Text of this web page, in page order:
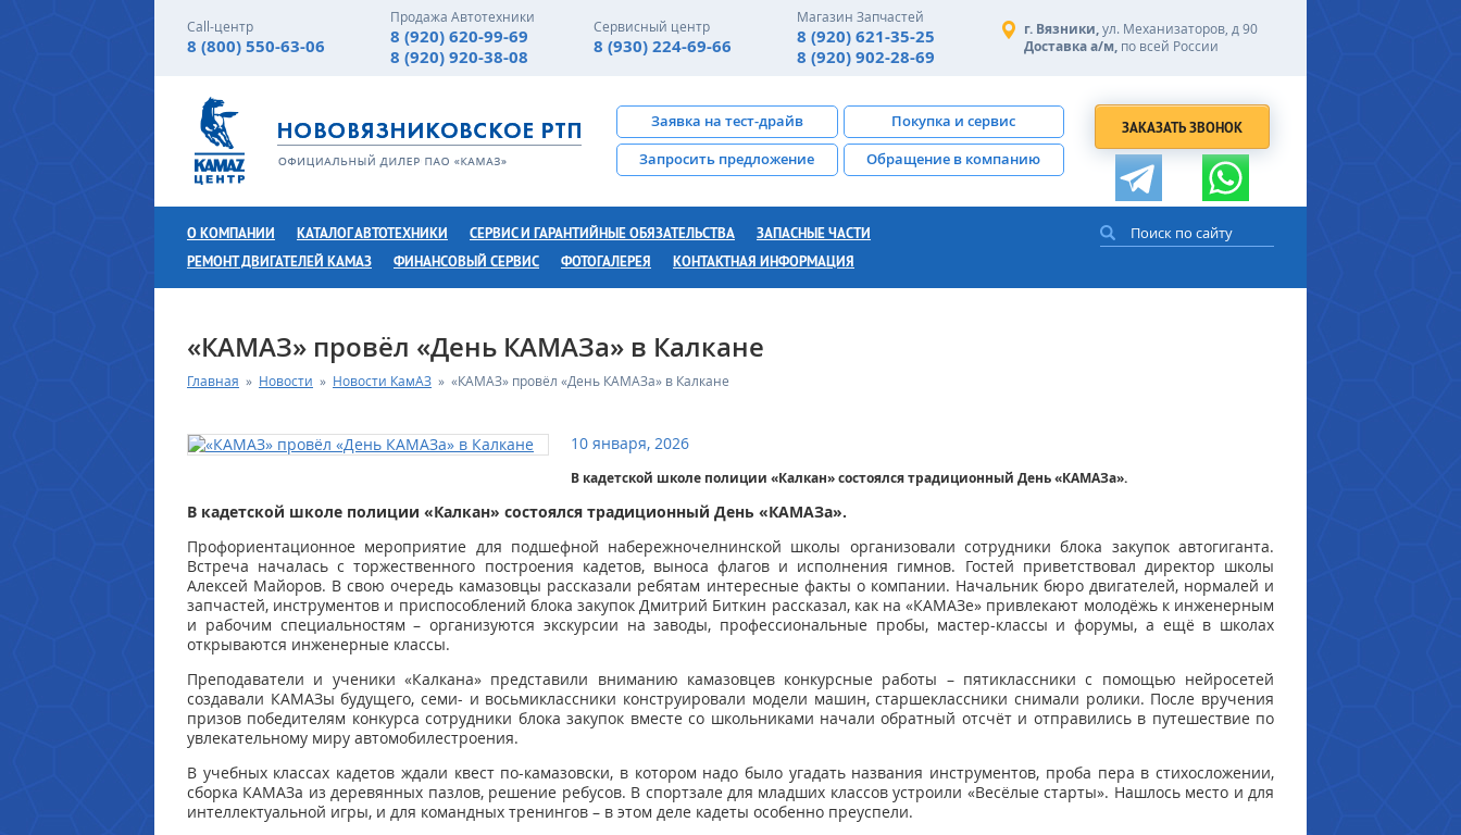
Call-центр
8 (800) 550-63-06
Продажа Автотехники
8 (920) 620-99-69
8 (920) 920-38-08
Сервисный центр
8 (930) 224-69-66
Магазин Запчастей
8 (920) 621-35-25
8 (920) 902-28-69
г. Вязники,ул. Механизаторов, д 90
Доставка а/м, по всей России
ЗАКАЗАТЬ ЗВОНОК
Заявка на тест-драйв
Покупка и сервис
Запросить предложение
Обращение в компанию
О КОМПАНИИ КАТАЛОГ АВТОТЕХНИКИ СЕРВИС И ГАРАНТИЙНЫЕ ОБЯЗАТЕЛЬСТВА
ЗАПАСНЫЕ ЧАСТИ
РЕМОНТ ДВИГАТЕЛЕЙ КАМАЗ
ФИНАНСОВЫЙ СЕРВИС ФОТОГАЛЕРЕЯ КОНТАКТНАЯ ИНФОРМАЦИЯ
«КАМАЗ» провёл «День КАМАЗа» в Калкане
Главная » Новости » Новости КамАЗ » «КАМАЗ» провёл «День КАМАЗа» в Калкане
10 января, 2026
В кадетской школе полиции «Калкан» состоялся традиционный День «КАМАЗа».
В кадетской школе полиции «Калкан» состоялся традиционный День «КАМАЗа».
Профориентационное мероприятие для подшефной набережночелнинской школы организовали сотрудники блока закупок автогиганта.
Встреча началась с торжественного построения кадетов, выноса флагов и исполнения гимнов. Гостей приветствовал директор школы
Алексей Майоров. В свою очередь камазовцы рассказали ребятам интересные факты о компании. Начальник бюро двигателей, нормалей и
запчастей, инструментов и приспособлений блока закупок Дмитрий Биткин рассказал, как на «КАМАЗе» привлекают молодёжь к инженерным
и рабочим специальностям – организуются экскурсии на заводы, профессиональные пробы, мастер-классы и форумы, а ещё в школах
открываются инженерные классы.
Преподаватели и ученики «Калкана» представили вниманию камазовцев конкурсные работы – пятиклассники с помощью нейросетей
создавали КАМАЗы будущего, семи- и восьмиклассники конструировали модели машин, старшеклассники снимали ролики. После вручения
призов победителям конкурса сотрудники блока закупок вместе со школьниками начали обратный отсчёт и отправились в путешествие по
увлекательному миру автомобилестроения.
В учебных классах кадетов ждали квест по-камазовски, в котором надо было угадать названия инструментов, проба пера в стихосложении,
сборка КАМАЗа из деревянных пазлов, решение ребусов. В спортзале для младших классов устроили «Весёлые старты». Нашлось место и для
интеллектуальной игры, и для командных тренингов – в этом деле кадеты особенно преуспели.